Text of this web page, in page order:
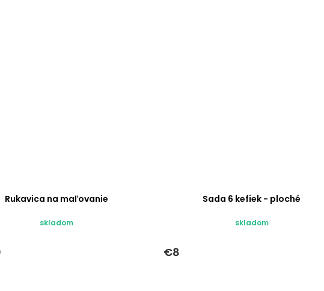
Rukavica na maľovanie
skladom
Sada 6 kefiek - ploché
skladom
€8